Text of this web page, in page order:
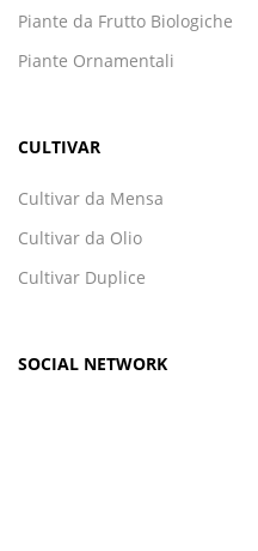
Piante da Frutto Biologiche
Piante Ornamentali
CULTIVAR
Cultivar da Mensa
Cultivar da Olio
Cultivar Duplice
SOCIAL NETWORK